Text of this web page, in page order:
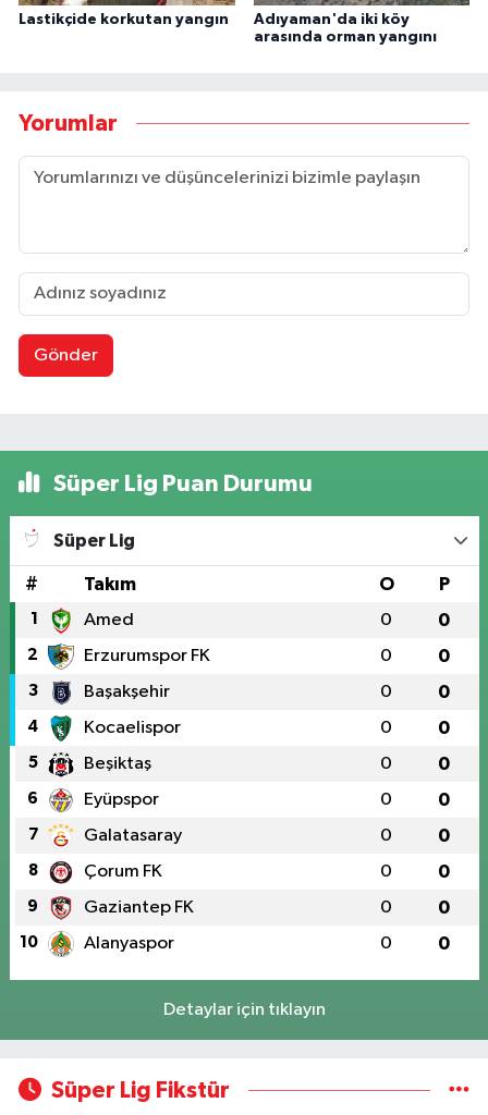
Lastikçide korkutan yangın
Adıyaman'da iki köy
arasında orman yangını
Yorumlar
Gönder
Süper Lig Puan Durumu
Süper Lig
# Takım O P
1 Amed 0 0
2 Erzurumspor FK 0 0
3 Başakşehir 0 0
4 Kocaelispor 0 0
5 Beşiktaş 0 0
6 Eyüpspor 0 0
7 Galatasaray 0 0
8 Çorum FK 0 0
9 Gaziantep FK 0 0
10 Alanyaspor 0 0
Detaylar için tıklayın
Süper Lig Fikstür